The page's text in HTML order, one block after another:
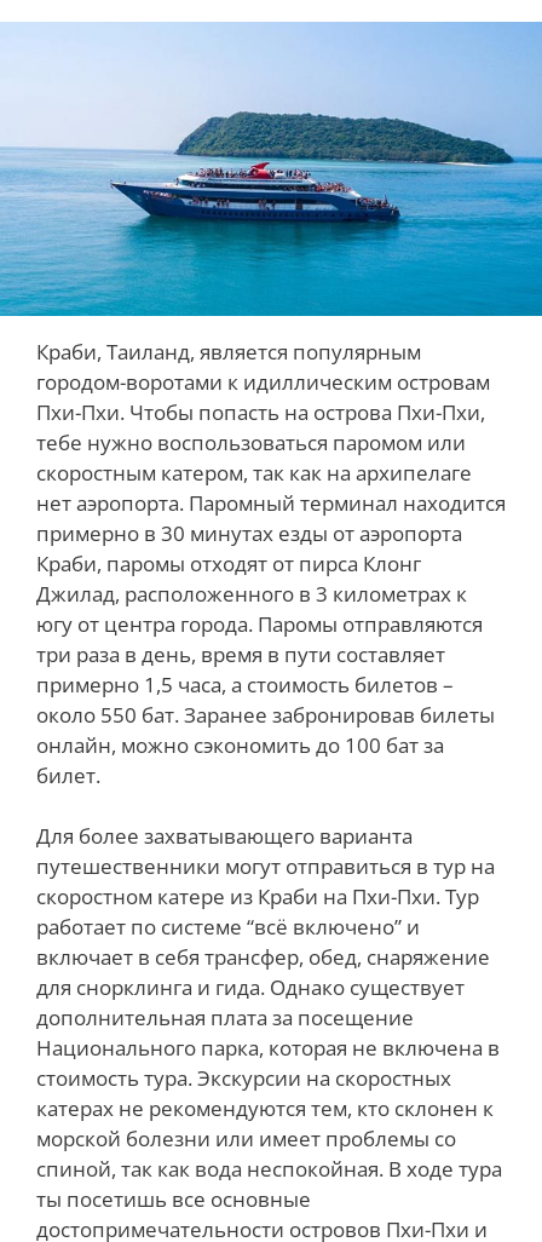
Краби, Таиланд, является популярным
городом-воротами к идиллическим островам
Пхи-Пхи. Чтобы попасть на острова Пхи-Пхи,
тебе нужно воспользоваться паромом или
скоростным катером, так как на архипелаге
нет аэропорта. Паромный терминал находится
примерно в 30 минутах езды от аэропорта
Краби, паромы отходят от пирса Клонг
Джилад, расположенного в 3 километрах к
югу от центра города. Паромы отправляются
три раза в день, время в пути составляет
примерно 1,5 часа, а стоимость билетов –
около 550 бат. Заранее забронировав билеты
онлайн, можно сэкономить до 100 бат за
билет.
Для более захватывающего варианта
путешественники могут отправиться в тур на
скоростном катере из Краби на Пхи-Пхи. Тур
работает по системе “всё включено” и
включает в себя трансфер, обед, снаряжение
для снорклинга и гида. Однако существует
дополнительная плата за посещение
Национального парка, которая не включена в
стоимость тура. Экскурсии на скоростных
катерах не рекомендуются тем, кто склонен к
морской болезни или имеет проблемы со
спиной, так как вода неспокойная. В ходе тура
ты посетишь все основные
достопримечательности островов Пхи-Пхи и